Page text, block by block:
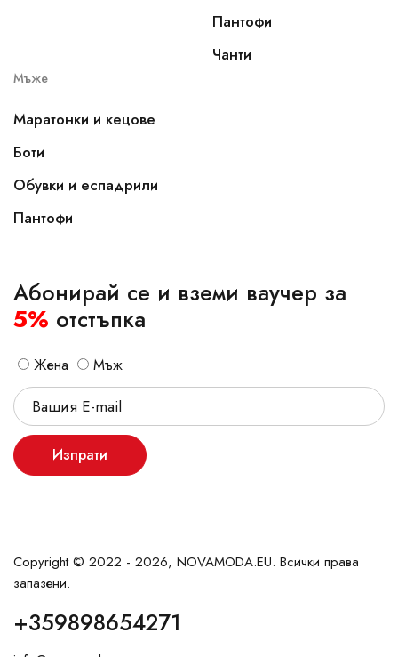
Пантофи
Чанти
Мъже
Маратонки и кецове
Боти
Обувки и еспадрили
Пантофи
Абонирай се и вземи ваучер за
5% отстъпка
Жена Мъж
Изпрати
Copyright © 2022 - 2026, NOVAMODA.EU. Всички права
запазени.
+359898654271